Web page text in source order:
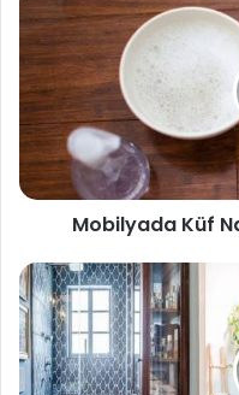
Mobilyada Küf